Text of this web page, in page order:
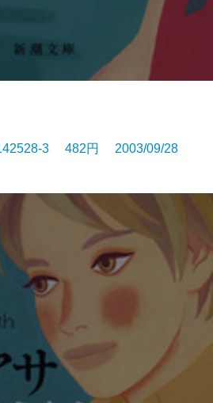
3 482円 2003/09/28